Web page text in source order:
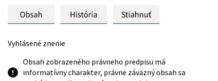
Vyhlásené znenie
Obsah zobrazeného právneho predpisu má
informatívny charakter, právne záväzný obsah sa